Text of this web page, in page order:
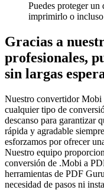
Puedes proteger un
imprimirlo o
Gracias a
profesionales,
sin largas
Nuestro convertidor Mobi
cualquier tipo de
descanso para garantizar
rápida y agradable
esforzamos por ofrecer
Nuestro equipo
conversión de .Mobi a
herramientas de PDF
necesidad de pasos ni